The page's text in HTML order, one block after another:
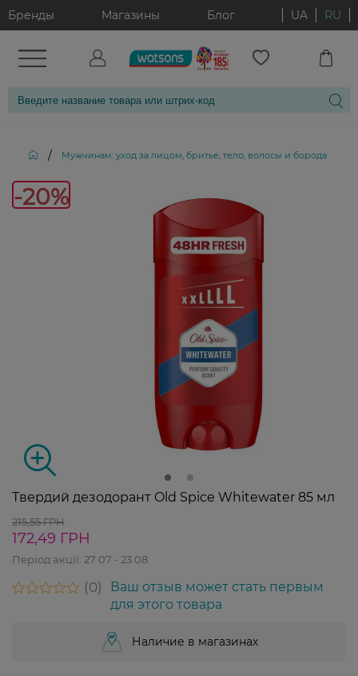
Бренды Магазины Блог UA RU
/ Мужчинам: уход за лицом, бритье, тело, волосы и борода
-20%
Твердий дезодорант Old Spice Whitewater 85 мл
215,55 ГРН
172,49 ГРН
Період акції: 27 07 - 23 08
0
Ваш отзыв может стать первым
для этого товара
Наличие в магазинах